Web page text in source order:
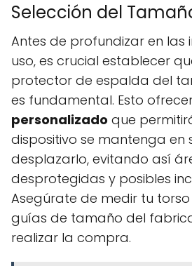
Selección del
Antes de profundizar en las
uso, es crucial establecer
protector de espalda del
es fundamental. Esto
personalizado que
dispositivo se mantenga en
desplazarlo, evitando así
desprotegidas y posibles
Asegúrate de medir tu
guías de tamaño del
realizar la compra.